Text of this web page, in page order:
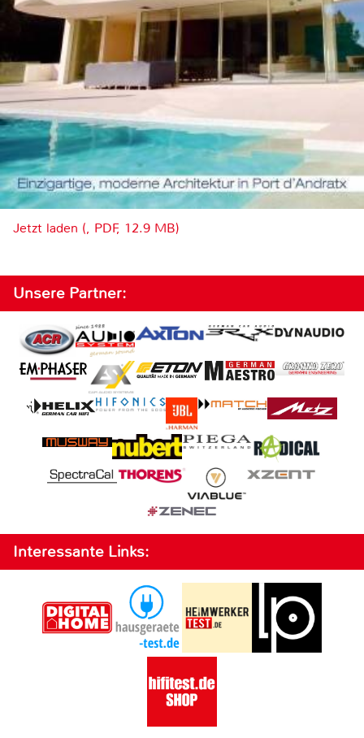
Jetzt laden (, PDF, 12.9 MB)
Unsere Partner:
Interessante Links: